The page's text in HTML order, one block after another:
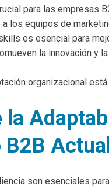
para las empresas
los equipos de
es esencial para
la innovación y
organizacional
la
Actual
son esenciales